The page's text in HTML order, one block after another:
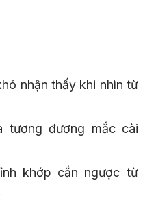
nhận thấy khi nhìn từ
tương đương mắc cài
khớp cắn ngược từ